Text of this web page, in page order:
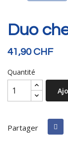
Duo
41,90 CHF
Quantité
Partager